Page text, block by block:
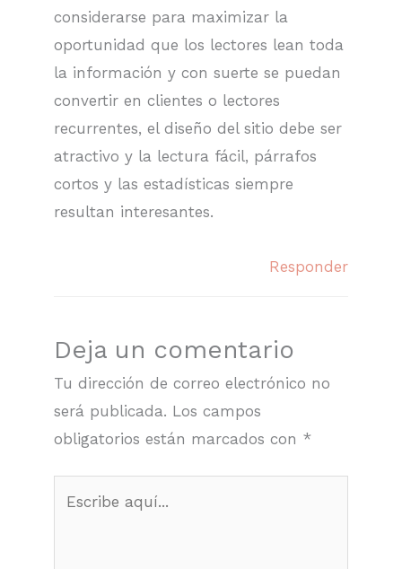
considerarse para maximizar la
oportunidad que los lectores lean toda
la información y con suerte se puedan
convertir en clientes o lectores
recurrentes, el diseño del sitio debe ser
atractivo y la lectura fácil, párrafos
cortos y las estadísticas siempre
resultan interesantes.
Responder
Deja un comentario
Tu dirección de correo electrónico no
será publicada. Los campos
obligatorios están marcados con *